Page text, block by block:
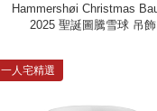
Hammershøi Christmas Bauble
2025 聖誕圖騰雪球 吊飾
一人宅精選